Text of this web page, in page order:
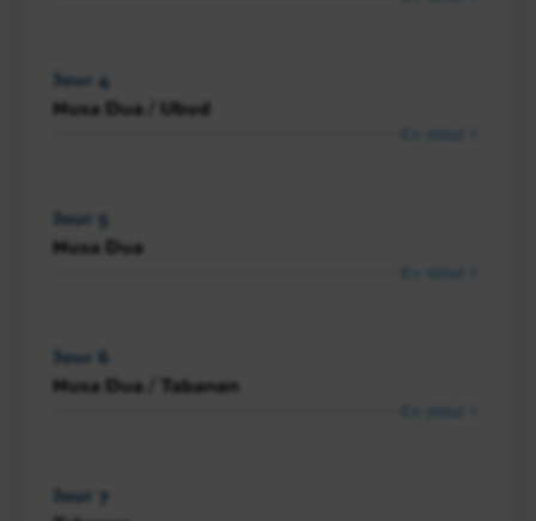
Jour 4
Nusa Dua / Ubud
Jour 5
Nusa Dua
Jour 6
Nusa Dua / Tabanan
Jour 7